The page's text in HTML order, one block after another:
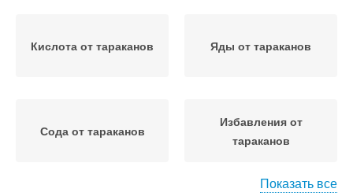
Кислота от тараканов Яды от тараканов
Сода от тараканов
Избавления от
тараканов
Показать все